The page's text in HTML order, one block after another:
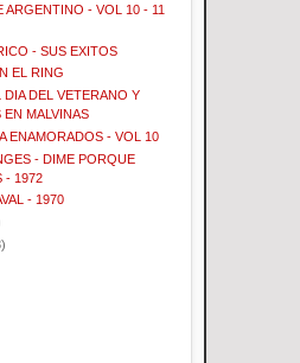
ARGENTINO - VOL 10 - 11
- SUS EXITOS
EL RING
DIA DEL VETERANO Y
EN MALVINAS
ENAMORADOS - VOL 10
- DIME PORQUE
- 1972
- 1970